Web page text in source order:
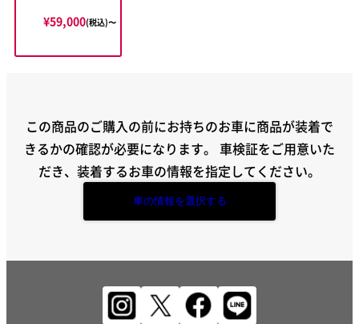
¥59,000(税込)〜
この商品のご購入の前にお持ちのお車に商品が装着で
きるかの確認が必要になります。 車検証をご用意いた
だき、装着するお車の情報を指定してください。
車の情報を選択する